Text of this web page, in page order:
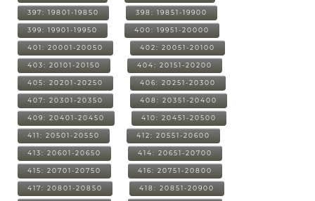
397: 19801-19850 398: 19851-19900
399: 19901-19950 400: 19951-20000
401: 20001-20050 402: 20051-20100
403: 20101-20150 404: 20151-20200
405: 20201-20250 406: 20251-20300
407: 20301-20350 408: 20351-20400
409: 20401-20450 410: 20451-20500
411: 20501-20550 412: 20551-20600
413: 20601-20650 414: 20651-20700
415: 20701-20750 416: 20751-20800
417: 20801-20850 418: 20851-20900